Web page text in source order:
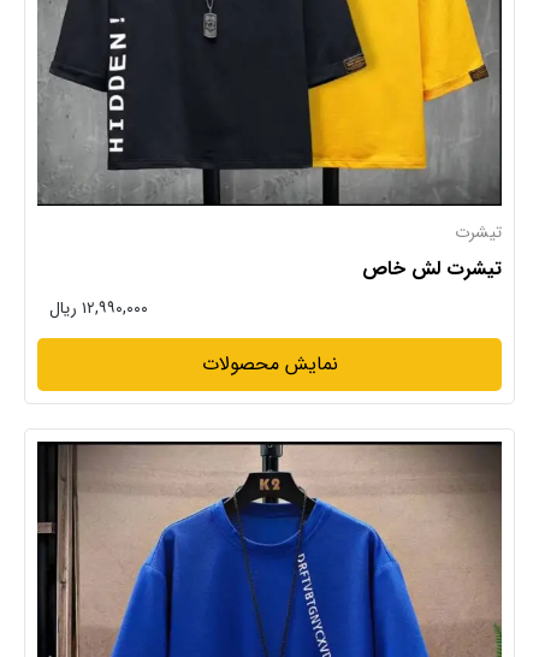
تیشرت
تیشرت لش خاص
۱۲,۹۹۰,۰۰۰ ریال
نمایش محصولات